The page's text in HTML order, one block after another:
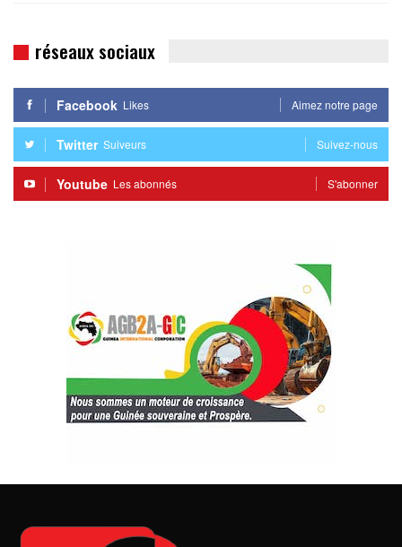
réseaux sociaux
Facebook Likes Aimez notre page
Twitter Suiveurs Suivez-nous
Youtube Les abonnés S'abonner